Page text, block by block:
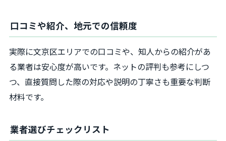
口コミや紹介、地元での信頼度
実際に文京区エリアでの口コミや、知人からの紹介があ
る業者は安心度が高いです。ネットの評判も参考にしつ
つ、直接質問した際の対応や説明の丁寧さも重要な判断
材料です。
業者選びチェックリスト